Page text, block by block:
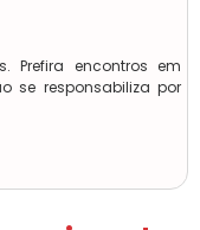
Prefira encontros em
se responsabiliza por